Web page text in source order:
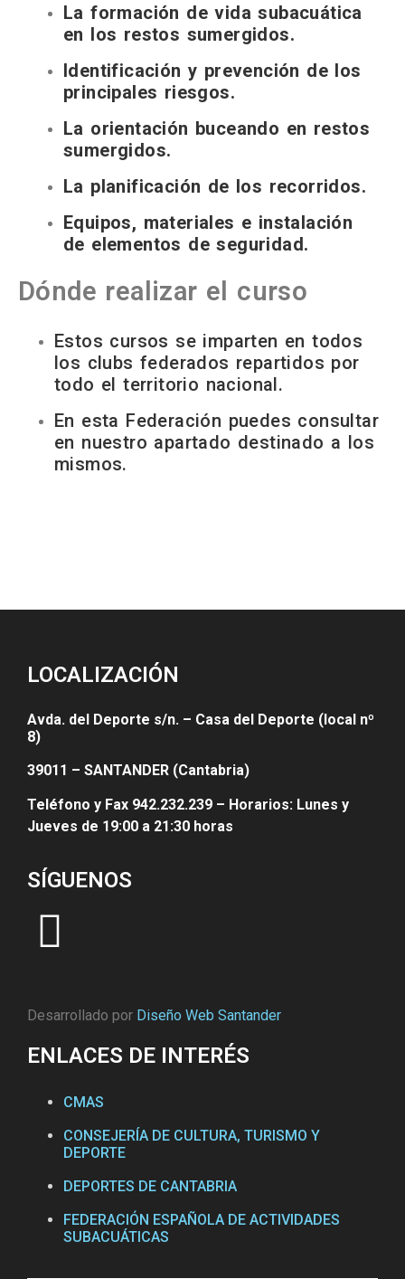
La formación de vida subacuática
en los restos sumergidos.
Identificación y prevención de los
principales riesgos.
La orientación buceando en restos
sumergidos.
La planificación de los recorridos.
Equipos, materiales e instalación
de elementos de seguridad.
Dónde realizar el curso
Estos cursos se imparten en todos
los clubs federados repartidos por
todo el territorio nacional.
En esta Federación puedes consultar
en nuestro apartado destinado a los
mismos.
LOCALIZACIÓN
Avda. del Deporte s/n. – Casa del Deporte (local nº
8)
39011 – SANTANDER (Cantabria)
Teléfono y Fax 942.232.239 – Horarios: Lunes y
Jueves de 19:00 a 21:30 horas
SÍGUENOS
Desarrollado por Diseño Web Santander
ENLACES DE INTERÉS
CMAS
CONSEJERÍA DE CULTURA, TURISMO Y
DEPORTE
DEPORTES DE CANTABRIA
FEDERACIÓN ESPAÑOLA DE ACTIVIDADES
SUBACUÁTICAS